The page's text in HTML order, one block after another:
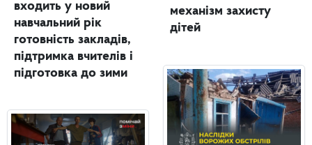
входить у новий
навчальний рік
готовність закладів,
підтримка вчителів і
підготовка до зими
механізм захисту
дітей